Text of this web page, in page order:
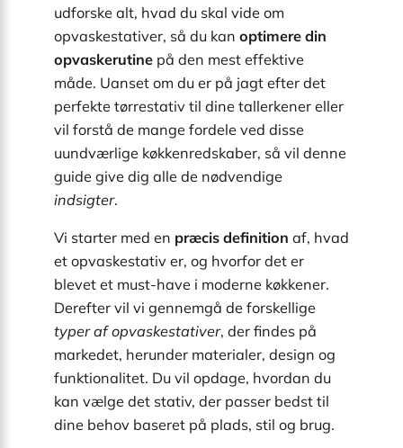
udforske alt, hvad du skal vide om
opvaskestativer, så du kan optimere din
opvaskerutine på den mest effektive
måde. Uanset om du er på jagt efter det
perfekte tørrestativ til dine tallerkener eller
vil forstå de mange fordele ved disse
uundværlige køkkenredskaber, så vil denne
guide give dig alle de nødvendige
indsigter.
Vi starter med en præcis definition af, hvad
et opvaskestativ er, og hvorfor det er
blevet et must-have i moderne køkkener.
Derefter vil vi gennemgå de forskellige
typer af opvaskestativer, der findes på
markedet, herunder materialer, design og
funktionalitet. Du vil opdage, hvordan du
kan vælge det stativ, der passer bedst til
dine behov baseret på plads, stil og brug.